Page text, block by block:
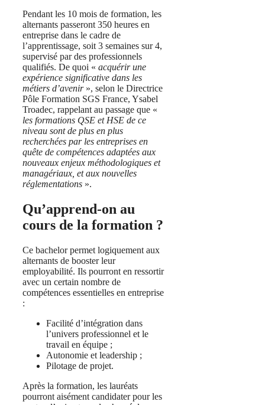
Pendant les 10 mois de formation, les
alternants passeront 350 heures en
entreprise dans le cadre de
l’apprentissage, soit 3 semaines sur 4,
supervisé par des professionnels
qualifiés. De quoi « acquérir une
expérience significative dans les
métiers d’avenir », selon le Directrice
Pôle Formation SGS France, Ysabel
Troadec, rappelant au passage que «
les formations QSE et HSE de ce
niveau sont de plus en plus
recherchées par les entreprises en
quête de compétences adaptées aux
nouveaux enjeux méthodologiques et
managériaux, et aux nouvelles
réglementations ».
Qu’apprend-on au
cours de la formation ?
Ce bachelor permet logiquement aux
alternants de booster leur
employabilité. Ils pourront en ressortir
avec un certain nombre de
compétences essentielles en entreprise
:
Facilité d’intégration dans
l’univers professionnel et le
travail en équipe ;
Autonomie et leadership ;
Pilotage de projet.
Après la formation, les lauréats
pourront aisément candidater pour les